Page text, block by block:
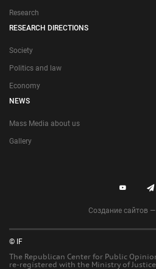
Research
RESEARCH DIRECTIONS
Society
Politics and law
Economy
NEWS
Mass Media about us
Gallery
Создание сайтов —
© IF
The Republican Center for Public
re-registered with the Ministry of